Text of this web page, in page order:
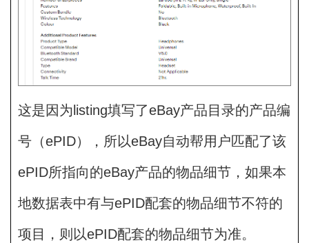
这是因为listing填写了eBay产品目录的产品编
号（ePID），所以eBay自动帮用户匹配了该
ePID所指向的eBay产品的物品细节，如果本
地数据表中有与ePID配套的物品细节不符的
项目，则以ePID配套的物品细节为准。